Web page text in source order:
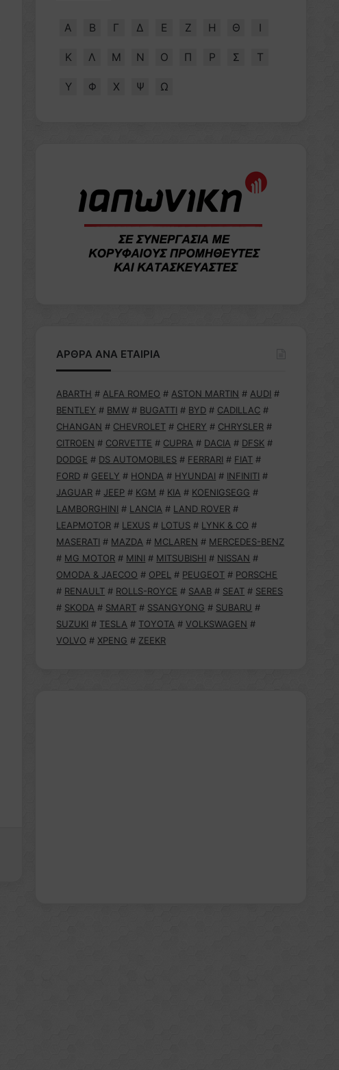
Α Β Γ Δ Ε Ζ Η Θ Ι
Κ Λ Μ Ν Ο Π Ρ Σ Τ
Υ Φ Χ Ψ Ω
ΑΡΘΡΑ ΑΝΑ ΕΤΑΙΡΙΑ
ABARTH # ALFA ROMEO # ASTON MARTIN # AUDI #
BENTLEY # BMW # BUGATTI # BYD # CADILLAC #
CHANGAN # CHEVROLET # CHERY # CHRYSLER #
CITROEN # CORVETTE # CUPRA # DACIA # DFSK #
DODGE # DS AUTOMOBILES # FERRARI # FIAT #
FORD # GEELY # HONDA # HYUNDAI # INFINITI #
JAGUAR # JEEP # KGM # KIA # KOENIGSEGG #
LAMBORGHINI # LANCIA # LAND ROVER #
LEAPMOTOR # LEXUS # LOTUS # LYNK & CO #
MASERATI # MAZDA # MCLAREN # MERCEDES-BENZ
# MG MOTOR # MINI # MITSUBISHI # NISSAN #
OMODA & JAECOO # OPEL # PEUGEOT # PORSCHE
# RENAULT # ROLLS-ROYCE # SAAB # SEAT # SERES
# SKODA # SMART # SSANGYONG # SUBARU #
SUZUKI # TESLA # TOYOTA # VOLKSWAGEN #
VOLVO # XPENG # ZEEKR